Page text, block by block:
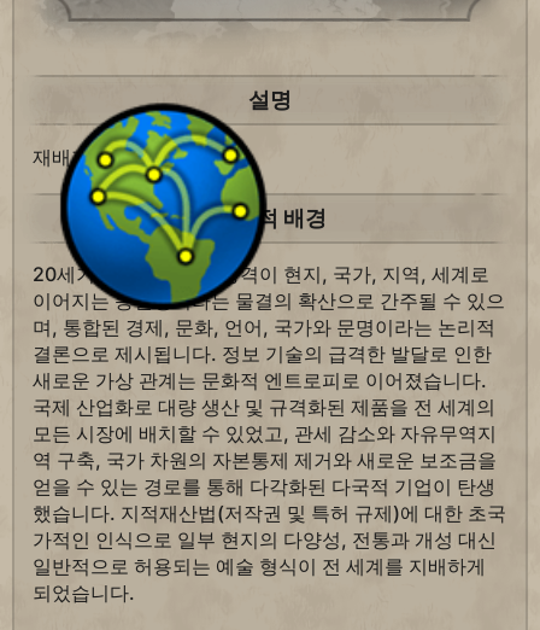
설명
재배지에서 금 +2.
역사적 배경
20세기에는 세계화의 충격이 현지, 국가, 지역, 세계로
이어지는 동질성이라는 물결의 확산으로 간주될 수 있으
며, 통합된 경제, 문화, 언어, 국가와 문명이라는 논리적
결론으로 제시됩니다. 정보 기술의 급격한 발달로 인한
새로운 가상 관계는 문화적 엔트로피로 이어졌습니다.
국제 산업화로 대량 생산 및 규격화된 제품을 전 세계의
모든 시장에 배치할 수 있었고, 관세 감소와 자유무역지
역 구축, 국가 차원의 자본통제 제거와 새로운 보조금을
얻을 수 있는 경로를 통해 다각화된 다국적 기업이 탄생
했습니다. 지적재산법(저작권 및 특허 규제)에 대한 초국
가적인 인식으로 일부 현지의 다양성, 전통과 개성 대신
일반적으로 허용되는 예술 형식이 전 세계를 지배하게
되었습니다.